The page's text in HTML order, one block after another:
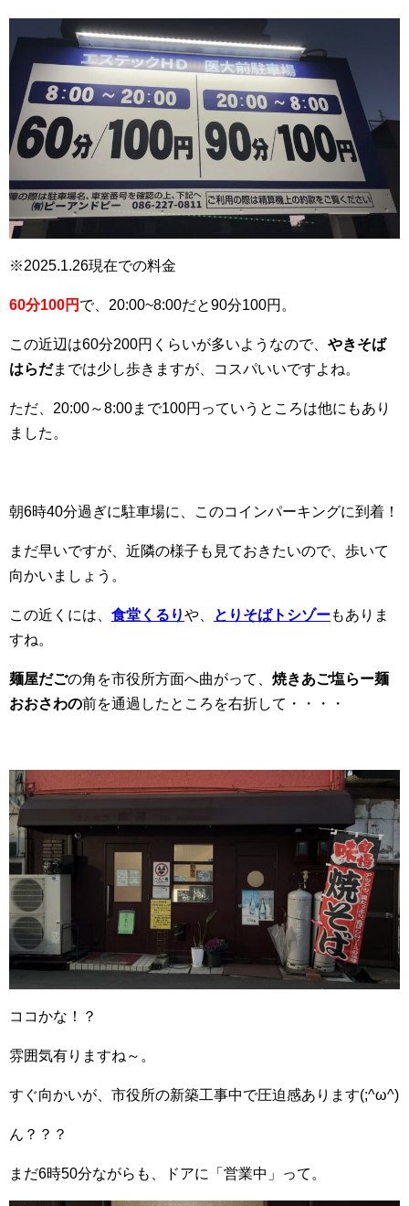
※2025.1.26現在での料金
60分100円 で、20:00~8:00だと90分100円。
この近辺は60分200円くらいが多いようなので、 やきそば
はらだまでは少し歩きますが、コスパいいですよね。
ただ、20:00～8:00まで100円っていうところは他にもあり
ました。
朝6時40分過ぎに駐車場に、このコインパーキングに到着！
まだ早いですが、近隣の様子も見ておきたいので、歩いて
向かいましょう。
この近くには、 食堂くるりや、 とりそばトシゾーもありま
すね。
麺屋だごの角を市役所方面へ曲がって、 焼きあご塩らー麺
おおさわの前を通過したところを右折して・・・・
ココかな！？
雰囲気有りますね～。
すぐ向かいが、市役所の新築工事中で圧迫感あります(;^ω^)
ん？？？
まだ6時50分ながらも、ドアに「営業中」って。